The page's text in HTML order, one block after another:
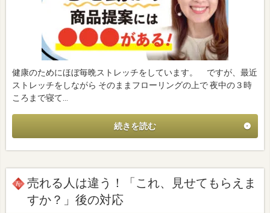
健康のためにほぼ毎晩ストレッチをしています。 ですが、最近
ストレッチをしながら そのままフローリングの上で 夜中の３時
ころまで寝て…
続きを読む
売れる人は違う！「これ、見せてもらえま
すか？」後の対応